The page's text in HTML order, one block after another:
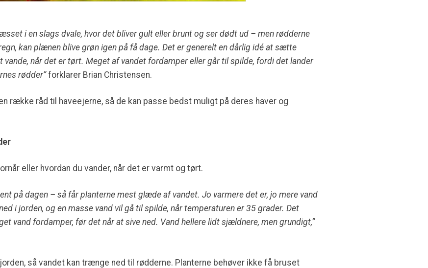
i en slags dvale, hvor det bliver gult eller brunt og ser dødt ud – men rødderne
kan plænen blive grøn igen på få dage. Det er generelt en dårlig idé at sætte
når det er tørt. Meget af vandet fordamper eller går til spilde, fordi det lander
rødder”forklarer Brian Christensen.
række råd til haveejerne, så de kan passe bedst muligt på deres haver og
eller hvordan du vander, når det er varmt og tørt.
på dagen – så får planterne mest glæde af vandet. Jo varmere det er, jo mere vand
i jorden, og en masse vand vil gå til spilde, når temperaturen er 35 grader. Det
vand fordamper, før det når at sive ned. Vand hellere lidt sjældnere, men grundigt,”
så vandet kan trænge ned til rødderne. Planterne behøver ikke få bruset